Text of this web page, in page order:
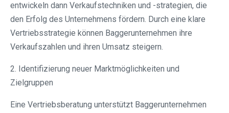
entwickeln dann Verkaufstechniken und -strategien, die
den Erfolg des Unternehmens fördern. Durch eine klare
Vertriebsstrategie können Baggerunternehmen ihre
Verkaufszahlen und ihren Umsatz steigern.
2. Identifizierung neuer Marktmöglichkeiten und
Zielgruppen
Eine Vertriebsberatung unterstützt Baggerunternehmen